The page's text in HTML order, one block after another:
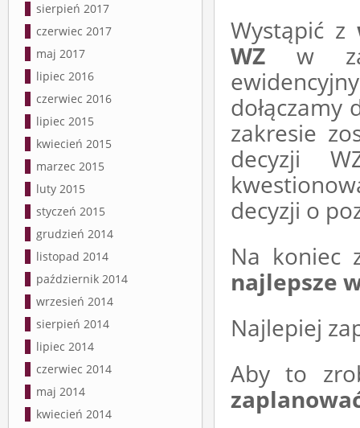
Wystąpić z
WZw
dołączamy
zakresie
decyzji
decyzji o
Na koniec
najlepsze
Najlepiej
Aby to
sierpień 2017
czerwiec 2017
maj 2017
lipiec 2016
czerwiec 2016
lipiec 2015
kwiecień 2015
marzec 2015
luty 2015
styczeń 2015
grudzień 2014
listopad 2014
październik 2014
wrzesień 2014
sierpień 2014
lipiec 2014
czerwiec 2014
maj 2014
kwiecień 2014